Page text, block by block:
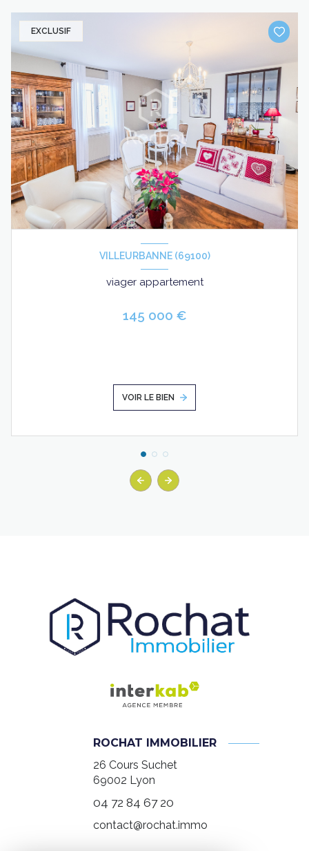
EXCLUSIF
VILLEURBANNE (69100)
viager appartement
145 000 €
VOIR LE BIEN
ROCHAT IMMOBILIER
26 Cours Suchet
69002 Lyon
04 72 84 67 20
contact@rochat.immo